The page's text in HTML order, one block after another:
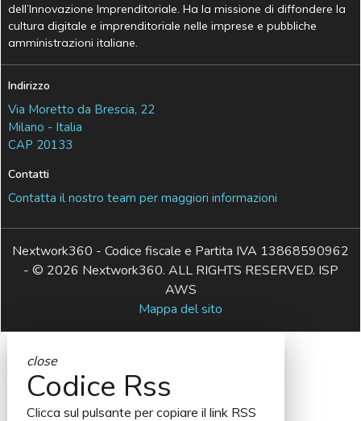
dell’Innovazione Imprenditoriale. Ha la missione di diffondere la
cultura digitale e imprenditoriale nelle imprese e pubbliche
amministrazioni italiane.
Indirizzo
Via Moretto da Brescia, 22
Milano - Italia
CAP 20133
Contatti
Contatta il nostro team per maggiori informazioni
Nextwork360 - Codice fiscale e Partita IVA 13868590962
- © 2026 Nextwork360. ALL RIGHTS RESERVED. ISP
AWS
Mappa del sito
close
Codice Rss
Clicca sul pulsante per copiare il link RSS